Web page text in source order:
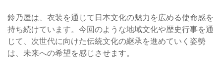
鈴乃屋は、衣装を通じて日本文化の魅力を広める使命感を
持ち続けています。今回のような地域文化や歴史行事を通
じて、次世代に向けた伝統文化の継承を進めていく姿勢
は、未来への希望を感じさせます。